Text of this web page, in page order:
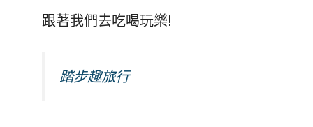
跟著我們去吃喝玩樂!
踏步趣旅行